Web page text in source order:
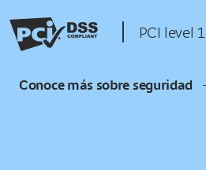
PCI level 1
Conoce más sobre seguridad